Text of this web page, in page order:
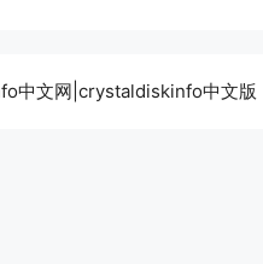
中文网|crystaldiskinfo中文版